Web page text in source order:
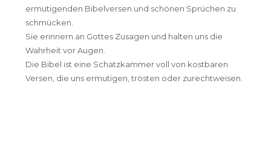
ermutigenden Bibelversen und schönen Sprüchen zu
schmücken.
Sie erinnern an Gottes Zusagen und halten uns die
Wahrheit vor Augen.
Die Bibel ist eine Schatzkammer voll von kostbaren
Versen, die uns ermutigen, trösten oder zurechtweisen.